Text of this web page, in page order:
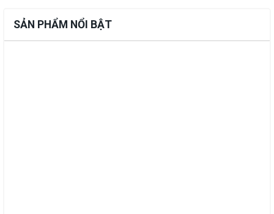
SẢN PHẨM NỔI BẬT